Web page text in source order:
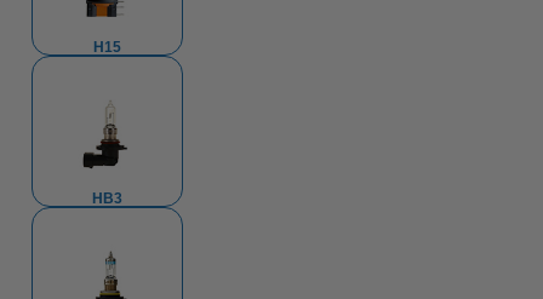
H15
HB3